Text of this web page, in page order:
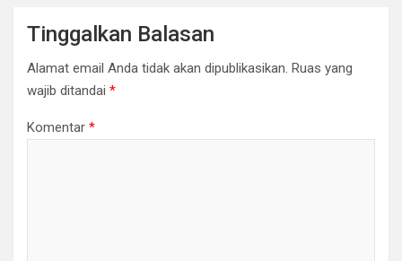
Tinggalkan Balasan
Alamat email Anda tidak akan dipublikasikan. Ruas yang
wajib ditandai *
Komentar *